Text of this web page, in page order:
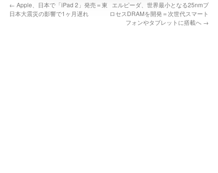
← Apple、日本で「iPad 2」発売＝東
日本大震災の影響で1ヶ月遅れ
エルピーダ、世界最小となる25nmプ
ロセスDRAMを開発＝次世代スマート
フォンやタブレットに搭載へ →